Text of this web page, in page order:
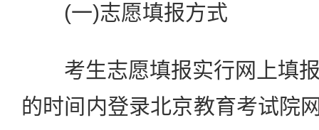
(一)志愿填报方式
考生志愿填报实行网上填报
的时间内登录北京教育考试院